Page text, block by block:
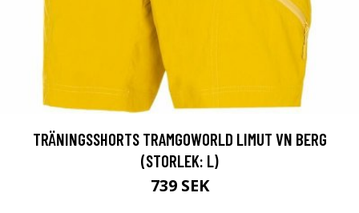
TRÄNINGSSHORTS TRAMGOWORLD LIMUT VN BERG
(STORLEK: L)
739 SEK